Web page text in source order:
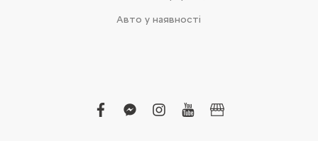
Авто у наявності
facebook
facebook-
instagram
youtubebusiness